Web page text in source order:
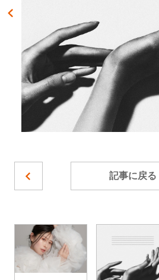
記事に戻る